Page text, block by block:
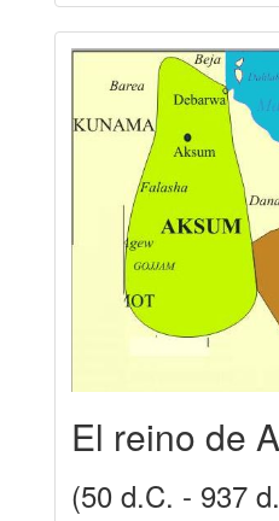
El reino de
(50 d.C. - 937